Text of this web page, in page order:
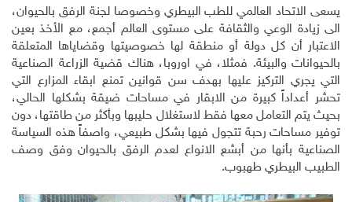
يسعى الاتحاد العالمي للطب البيطري وخصوصا لجنة الرفق بالحيوان،
الى زيادة الوعي والثقافة على مستوى العالم أجمع، مع الأخذ بعين
الاعتبار أن كل دولة أو منطقة لها خصوصيتها وقضاياها المتعلقة
بالحيوانات والبيئة. فمثلا، في اوروبا، هناك قضية الزراعة الصناعية
التي يجري التركيز عليها بهدف سن قوانين تمنع ابقاء المزارع التي
تحشر أعداداً كبيرة من الابقار في مساحات ضيقة بشكلها الحالي،
بحيث يتم التعامل معها فقط لاستغلال حليبها وبأكثر من طاقتها، دون
توفير مساحات رحبة تتجول فيها بشكل طبيعي، واصفاً هذه السياسة
الصناعية بأنها من أبشع الانواع لعدم الرفق بالحيوان وفق وصف
الطبيب البيطري طهبوب.